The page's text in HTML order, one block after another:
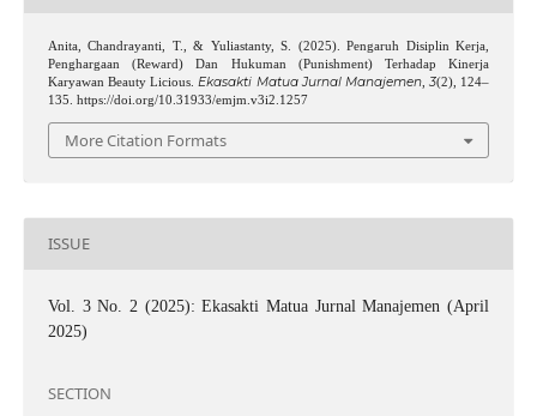
Anita, Chandrayanti, T., & Yuliastanty, S. (2025). Pengaruh Disiplin Kerja,
Penghargaan (Reward) Dan Hukuman (Punishment) Terhadap Kinerja
Karyawan Beauty Licious.Ekasakti Matua Jurnal Manajemen, 3(2), 124–
135. https://doi.org/10.31933/emjm.v3i2.1257
More Citation Formats
ISSUE
Vol. 3 No. 2 (2025): Ekasakti Matua Jurnal Manajemen (April
2025)
SECTION